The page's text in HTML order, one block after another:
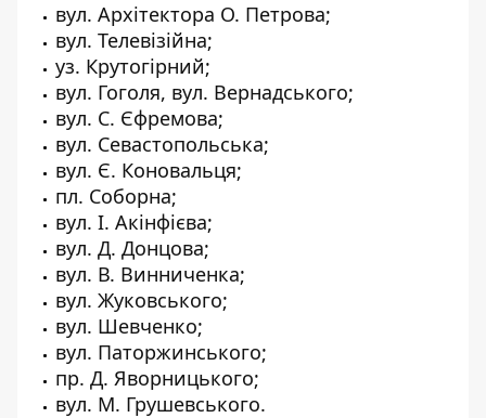
вул. Архітектора О. Петрова;
вул. Телевізійна;
уз. Крутогірний;
вул. Гоголя, вул. Вернадського;
вул. С. Єфремова;
вул. Севастопольська;
вул. Є. Коновальця;
пл. Соборна;
вул. І. Акінфієва;
вул. Д. Донцова;
вул. В. Винниченка;
вул. Жуковського;
вул. Шевченко;
вул. Паторжинського;
пр. Д. Яворницького;
вул. М. Грушевського.